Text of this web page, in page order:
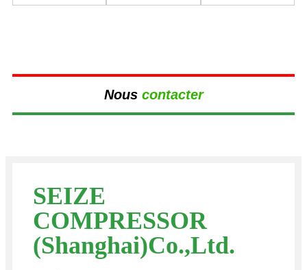
Nous contacter
SEIZE
COMPRESSOR
(Shanghai)Co.,Ltd.